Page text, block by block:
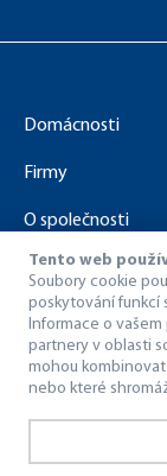
Domácnosti
Firmy
O společnosti
Dokumenty ke
©
Tento web
Soubory cookie
poskytování funkcí
Informace o
partnery v oblasti
mohou
nebo které